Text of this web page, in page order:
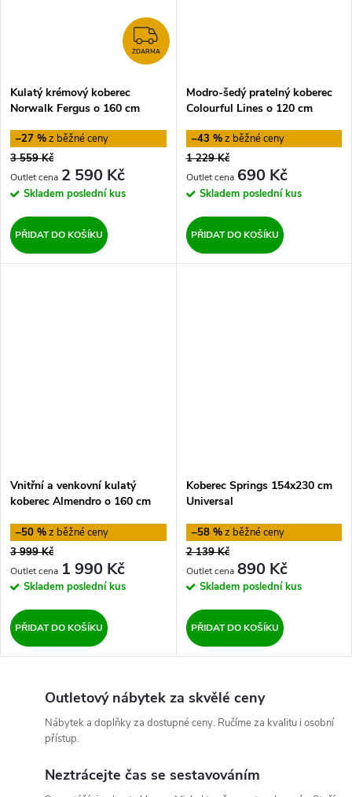
ZDARMA
ZDARMA
Kulatý krémový koberec
Norwalk Fergus o 160 cm
–27 %
3 559 Kč
2 590 Kč
Skladem poslední kus
PŘIDAT DO KOŠÍKU
Modro-šedý pratelný koberec
Colourful Lines o 120 cm
–43 %
1 229 Kč
690 Kč
Skladem poslední kus
PŘIDAT DO KOŠÍKU
Vnitřní a venkovní kulatý
koberec Almendro o 160 cm
–50 %
3 999 Kč
1 990 Kč
Skladem poslední kus
PŘIDAT DO KOŠÍKU
Koberec Springs 154x230 cm
Universal
–58 %
2 139 Kč
890 Kč
Skladem poslední kus
PŘIDAT DO KOŠÍKU
Outletový nábytek za skvělé ceny
Nábytek a doplňky za dostupné ceny. Ručíme za kvalitu i osobní
přístup.
Neztrácejte čas se sestavováním